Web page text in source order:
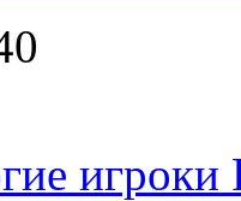
игроки